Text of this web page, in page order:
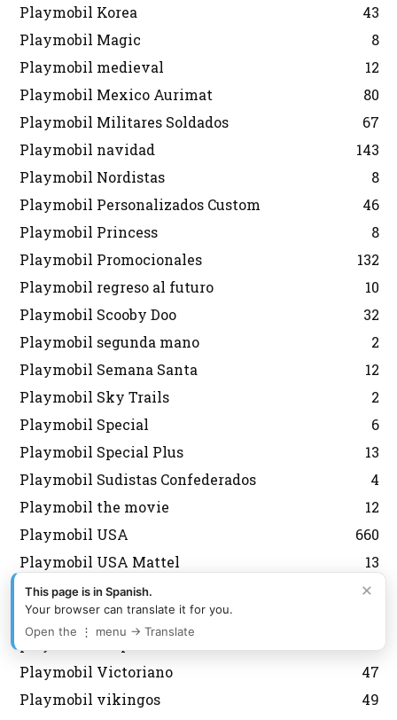
Playmobil Korea
43
Playmobil Magic
8
Playmobil medieval
12
Playmobil Mexico Aurimat
80
Playmobil Militares Soldados
67
Playmobil navidad
143
Playmobil Nordistas
8
Playmobil Personalizados Custom
46
Playmobil Princess
8
Playmobil Promocionales
132
Playmobil regreso al futuro
10
Playmobil Scooby Doo
32
Playmobil segunda mano
2
Playmobil Semana Santa
12
Playmobil Sky Trails
2
Playmobil Special
6
Playmobil Special Plus
13
Playmobil Sudistas Confederados
4
Playmobil the movie
12
Playmobil USA
660
Playmobil USA Mattel
13
Playmobil USA Playmobil
482
Playmobil USA Schaper
playmobil vespas
Playmobil Victoriano
47
Playmobil vikingos
49
×
This page is in Spanish.
Your browser can translate it for you.
Open the ⋮ menu → Translate